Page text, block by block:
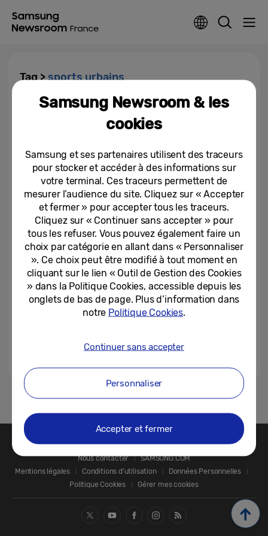
Tag >sports urbains
Samsung, partenaire officiel du
FISE Montpellier 2024
25-04-2024
1
Nous contacter
SAMSUNG.COM
Mentions légales
Conditions d’utilisation
Données Personnelles
Politique Cookies
Gérer mes cookies
Samsung Newsroom & les
cookies
Samsung et ses partenaires utilisent des traceurs
pour stocker et accéder à des informations sur
votre terminal. Ces traceurs permettent de
mesurer l’audience du site. Cliquez sur « Accepter
et fermer » pour accepter tous les traceurs.
Cliquez sur « Continuer sans accepter » pour
tous les refuser. Vous pouvez également faire un
choix par catégorie en allant dans « Personnaliser
». Ce choix peut être modifié à tout moment en
cliquant sur le lien « Outil de Gestion des Cookies
» dans la Politique Cookies, accessible depuis les
onglets de bas de page. Plus d’information dans
notre Politique Cookies.
Continuer sans accepter
Personnaliser
Accepter et fermer